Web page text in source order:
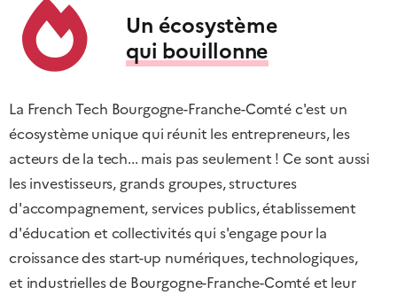
Un écosystème
qui bouillonne
La French Tech Bourgogne-Franche-Comté c'est un
écosystème unique qui réunit les entrepreneurs, les
acteurs de la tech... mais pas seulement ! Ce sont aussi
les investisseurs, grands groupes, structures
d'accompagnement, services publics, établissement
d'éducation et collectivités qui s'engage pour la
croissance des start-up numériques, technologiques,
et industrielles de Bourgogne-Franche-Comté et leur